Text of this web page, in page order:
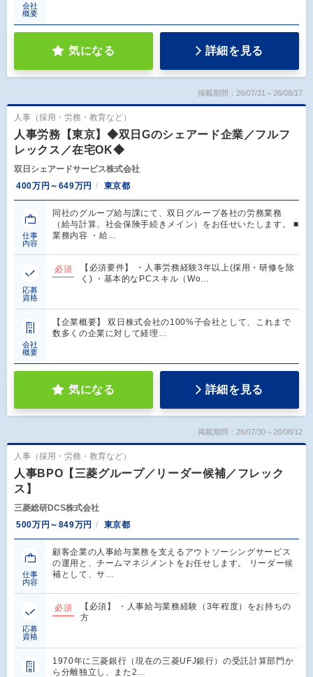
会社
概要
気になる 詳細を見る
掲載期間：26/07/31～26/08/17
人事（採用・労務・教育など）
人事労務【東京】◆双日Gのシェアード企業／フルフ
レックス／在宅OK◆
双日シェアードサービス株式会社
400万円～649万円
東京都
仕事
内容
同社のグループ給与課にて、双日グループ各社の労務業務
（給与計算、社会保険手続きメイン）をお任せいたします。 ■
業務内容 ・給…
応募
資格
必須
【必須要件】 ・人事労務経験3年以上(採用・研修を除
く) ・基本的なPCスキル（Wo…
会社
概要
【企業概要】 双日株式会社の100%子会社として、これまで
数多くの企業に対して経理…
気になる 詳細を見る
掲載期間：26/07/30～26/08/12
人事（採用・労務・教育など）
人事BPO【三菱グループ／リーダー候補／フレック
ス】
三菱総研DCS株式会社
500万円～849万円
東京都
仕事
内容
顧客企業の人事給与業務を支えるアウトソーシングサービス
の運用と、チームマネジメントをお任せします。 リーダー候
補として、サ…
応募
資格
必須
【必須】 ・人事給与業務経験（3年程度）をお持ちの
方
1970年に三菱銀行（現在の三菱UFJ銀行）の受託計算部門か
ら分離独立し、また2…